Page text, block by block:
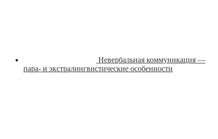
Невербальная коммуникация —
пара- и экстралингвистические особенности